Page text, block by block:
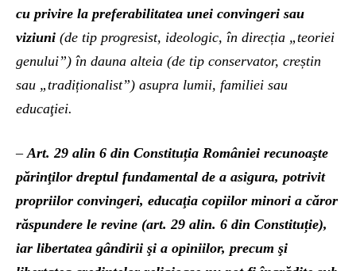
cu privire la preferabilitatea unei convingeri sau
viziuni (de tip progresist, ideologic, în direcția „teoriei
genului”) în dauna alteia (de tip conservator, creștin
sau „tradiționalist”) asupra lumii, familiei sau
educaţiei.
– Art. 29 alin 6 din Constituția României recunoaşte
părinţilor dreptul fundamental de a asigura, potrivit
propriilor convingeri, educaţia copiilor minori a căror
răspundere le revine (art. 29 alin. 6 din Constituție),
iar libertatea gândirii şi a opiniilor, precum şi